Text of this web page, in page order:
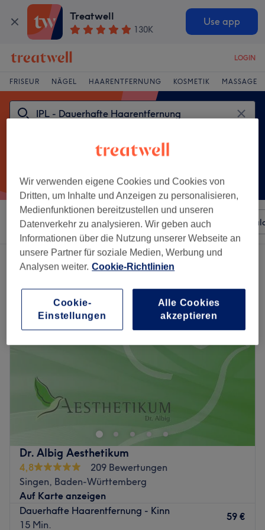
Treatwell
130K
Use app
LOGIN
FRISEUR NÄGEL HAARENTFERNUNG KOSMETIK MASSAGE
Sortieren nach Beliebiger Preis Besonderheiten
Ein Salon, der anbietet:
ipl - dauerhafte haarentfernung in Singen, Baden-Württemberg
Dr. Albig Aesthetikum
4,8
209 Bewertungen
Singen, Baden-Württemberg
Auf Karte anzeigen
Dauerhafte Haarentfernung - Kinn
15 Min.
59 €
Wir verwenden eigene Cookies und Cookies von
Dritten, um Inhalte und Anzeigen zu personalisieren,
Medienfunktionen bereitzustellen und unseren
Datenverkehr zu analysieren. Wir geben auch
Informationen über die Nutzung unserer Webseite an
unsere Partner für soziale Medien, Werbung und
Analysen weiter. Cookie-Richtlinien
Cookie-
Einstellungen
Alle Cookies
akzeptieren